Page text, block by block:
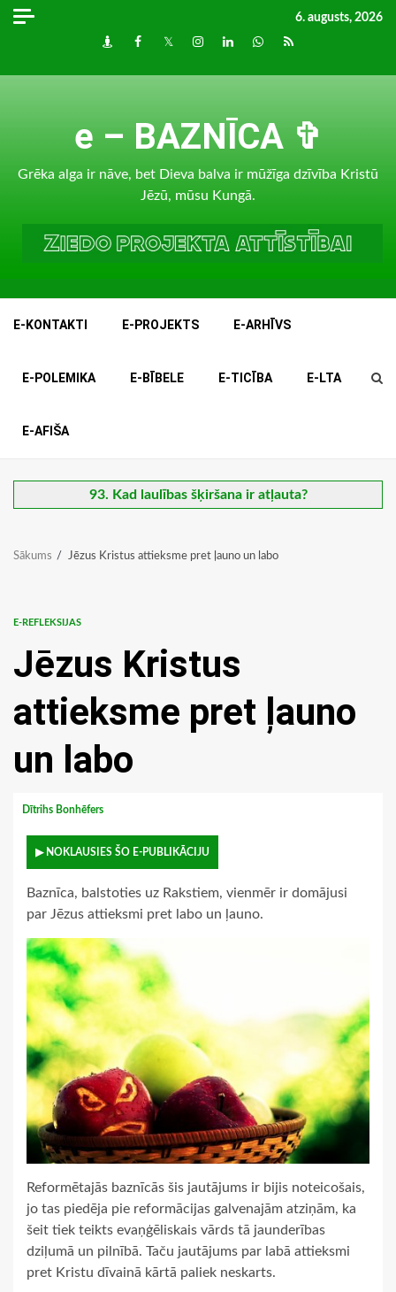
Skip
6. augusts, 2026
DraugiemFacebook
TwitterInstagram
LinkedInwhatsapp
RSS
e – BAZNĪCA ✞
Grēka alga ir nāve, bet Dieva balva ir mūžīga dzīvība Kristū
Jēzū, mūsu Kungā.
E-KONTAKTI E-PROJEKTS E-ARHĪVS
E-POLEMIKA E-BĪBELE E-TICĪBA E-LTA
E-AFIŠA
93. Kad laulības šķiršana ir atļauta?
Sākums Jēzus Kristus attieksme pret ļauno un labo
E-REFLEKSIJAS
Jēzus Kristus
attieksme pret ļauno
un labo
Dītrihs Bonhēfers
▶ NOKLAUSIES ŠO E-PUBLIKĀCIJU
Baznīca, balstoties uz Rakstiem, vienmēr ir domājusi
par Jēzus attieksmi pret labo un ļauno.
Reformētajās baznīcās šis jautājums ir bijis noteicošais,
jo tas piedēja pie reformācijas galvenajām atziņām, ka
šeit tiek teikts evaņģēliskais vārds tā jaunderības
dziļumā un pilnībā. Taču jautājums par labā attieksmi
pret Kristu dīvainā kārtā paliek neskarts.